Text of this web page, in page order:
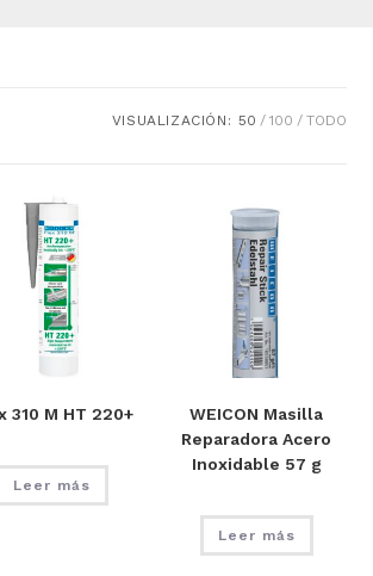
VISUALIZACIÓN: 50 100 TODO
310 M HT 220+
Leer más
WEICON Masilla
Reparadora Acero
Inoxidable 57 g
Leer más